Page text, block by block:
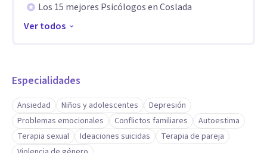
Los 15 mejores Psicólogos en Coslada
Ver todos
Especialidades
Ansiedad Niños y adolescentes
Depresión
Problemas emocionales
Conflictos familiares
Autoestima
Terapia sexual
Ideaciones suicidas
Terapia de pareja